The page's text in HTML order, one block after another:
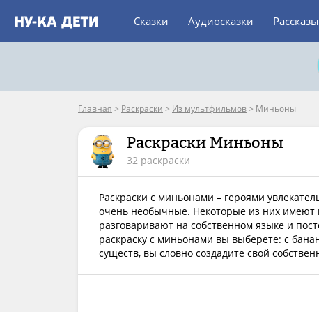
Сказки Аудиосказки Рассказы
Главная > Раскраски > Из мультфильмов> Миньоны
Раскраски Миньоны
32 раскраски
Раскраски с миньонами – героями
очень необычные. Некоторые из них имеют
разговаривают на собственном языке и
раскраску с миньонами вы выберете: с
существ, вы словно создадите свой